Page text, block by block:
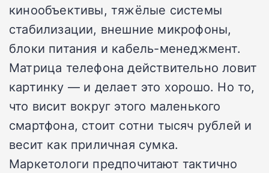
кинообъективы, тяжёлые системы
стабилизации, внешние микрофоны,
блоки питания и кабель-менеджмент.
Матрица телефона действительно ловит
картинку — и делает это хорошо. Но то,
что висит вокруг этого маленького
смартфона, стоит сотни тысяч рублей и
весит как приличная сумка.
Маркетологи предпочитают тактично